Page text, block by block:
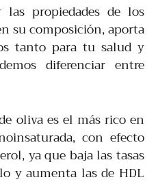
propiedades de los
su composición, aporta
tanto para tu salud y
diferenciar entre
oliva es el más rico en
con efecto
ya que baja las tasas
y aumenta las de HDL